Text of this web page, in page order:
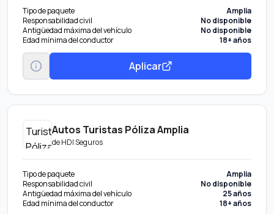
Tipo de paquete
Amplia
Responsabilidad civil
No disponible
Antigüedad máxima del vehículo
No disponible
Edad mínima del conductor
18+ años
Aplicar
Autos Turistas Póliza Amplia
deHDI Seguros
Tipo de paquete
Amplia
Responsabilidad civil
No disponible
Antigüedad máxima del vehículo
25 años
Edad mínima del conductor
18+ años